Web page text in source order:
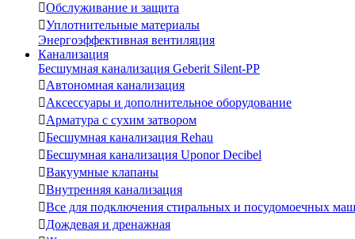
Обслуживание и защита
Уплотнительные материалы
Энергоэффективная вентиляция
Канализация
Бесшумная канализация Geberit Silent-PP
Автономная канализация
Аксессуары и дополнительное оборудование
Арматура с сухим затвором
Бесшумная канализация Rehau
Бесшумная канализация Uponor Decibel
Вакуумные клапаны
Внутренняя канализация
Все для подключения стиральных и посудомоечных
Дождевая и дренажная